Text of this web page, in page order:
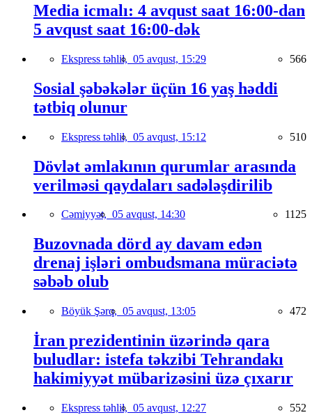
Media icmalı: 4 avqust saat 16:00-dan
5 avqust saat 16:00-dək
Ekspress təhlil, 05 avqust, 15:29 566
Sosial şəbəkələr üçün 16 yaş həddi
tətbiq olunur
Ekspress təhlil, 05 avqust, 15:12 510
Dövlət əmlakının qurumlar arasında
verilməsi qaydaları sadələşdirilib
Cəmiyyət, 05 avqust, 14:30 1125
Buzovnada dörd ay davam edən
drenaj işləri ombudsmana müraciətə
səbəb olub
Böyük Şərq, 05 avqust, 13:05 472
İran prezidentinin üzərində qara
buludlar: istefa təkzibi Tehrandakı
hakimiyyət mübarizəsini üzə çıxarır
Ekspress təhlil, 05 avqust, 12:27 552